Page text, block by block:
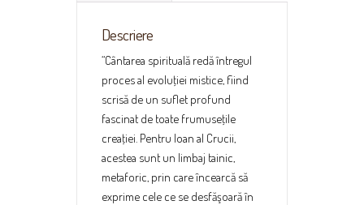
Descriere
“Cântarea spirituală redă întregul
proces al evoluţiei mistice, fiind
scrisă de un suflet profund
fascinat de toate frumuseţile
creaţiei. Pentru Ioan al Crucii,
acestea sunt un limbaj tainic,
metaforic, prin care încearcă să
exprime cele ce se desfăşoară în